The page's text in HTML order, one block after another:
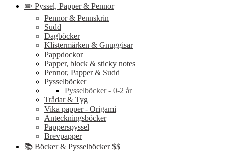
✏️ Pyssel, Papper & Pennor
Pennor & Pennskrin
Sudd
Dagböcker
Klistermärken & Gnuggisar
Pappdockor
Papper, block & sticky notes
Pennor, Papper & Sudd
Pysselböcker
Pysselböcker - 0-2 år
Trådar & Tyg
Vika papper - Origami
Anteckningsböcker
Papperspyssel
Brevpapper
📚 Böcker & Pysselböcker $$